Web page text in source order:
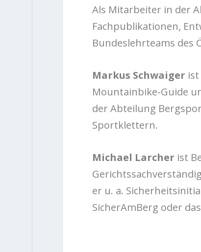
Als Mitarbeiter in der
Fachpublikationen,
Bundeslehrteams des
Markus Schwaiger
Mountainbike-Guide
der Abteilung
Sportklettern.
Michael Larcher ist
er u. a.
SicherAmBerg oder